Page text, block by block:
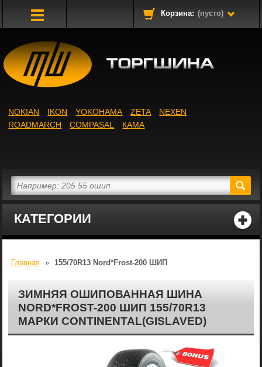
Корзина: (пусто)
КАТЕГОРИИ
NOKIAN IKON YOKOHAMA ZETA
NEXEN
ROADMARCH
COMPASAL КАМА
Главная » 155/70R13 Nord*Frost-200 ШИП
ЗИМНЯЯ ОШИПОВАННАЯ ШИНА
NORD*FROST-200 ШИП 155/70R13
МАРКИ CONTINENTAL(GISLAVED)